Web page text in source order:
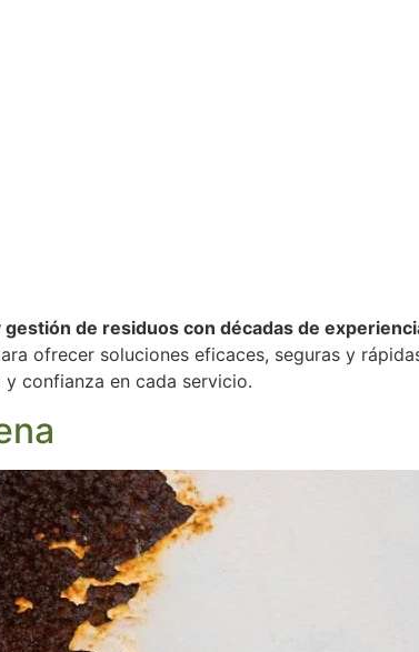
de residuos con décadas de
ofrecer soluciones eficaces, seguras y
confianza en cada servicio.